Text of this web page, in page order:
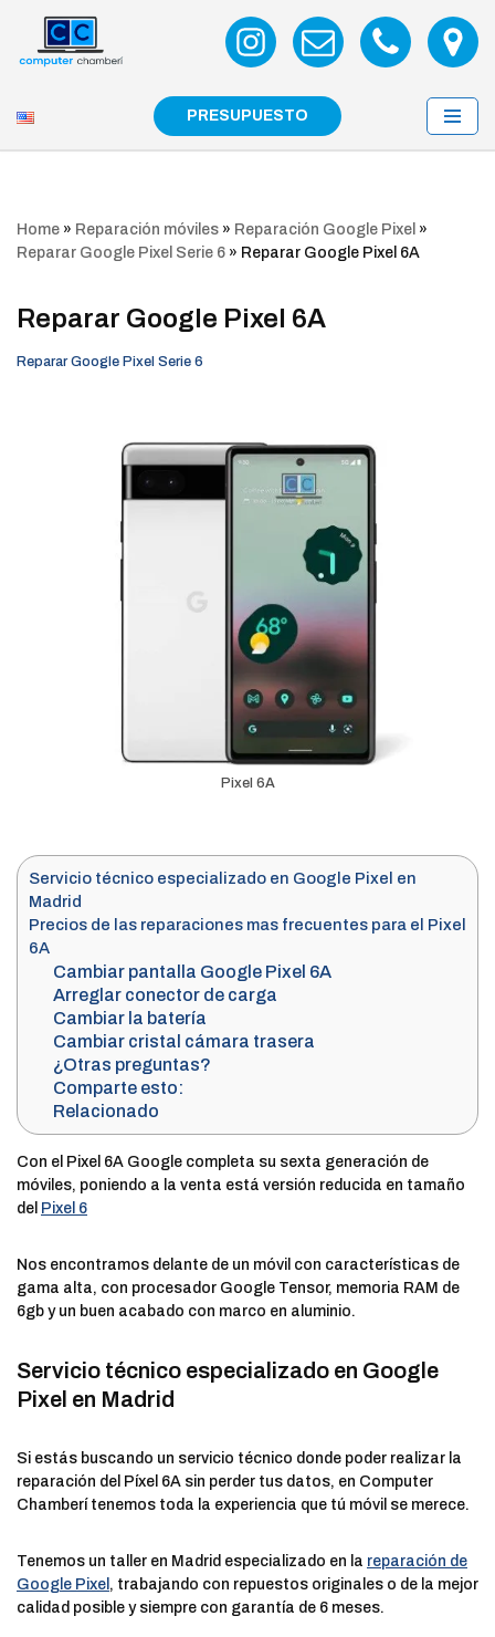
Saltar
PRESUPUESTO
Home » Reparación móviles » Reparación Google Pixel »
Reparar Google Pixel Serie 6 » Reparar Google Pixel 6A
Reparar Google Pixel 6A
Reparar Google Pixel Serie 6
Pixel 6A
Servicio técnico especializado en Google Pixel en
Madrid
Precios de las reparaciones mas frecuentes para el Pixel
6A
Cambiar pantalla Google Pixel 6A
Arreglar conector de carga
Cambiar la batería
Cambiar cristal cámara trasera
¿Otras preguntas?
Comparte esto:
Relacionado
Con el Pixel 6A Google completa su sexta generación de
móviles, poniendo a la venta está versión reducida en tamaño
del Pixel 6
Nos encontramos delante de un móvil con características de
gama alta, con procesador Google Tensor, memoria RAM de
6gb y un buen acabado con marco en aluminio.
Servicio técnico especializado en Google
Pixel en Madrid
Si estás buscando un servicio técnico donde poder realizar la
reparación del Píxel 6A sin perder tus datos, en Computer
Chamberí tenemos toda la experiencia que tú móvil se merece.
Tenemos un taller en Madrid especializado en la reparación de
Google Pixel , trabajando con repuestos originales o de la mejor
calidad posible y siempre con garantía de 6 meses.